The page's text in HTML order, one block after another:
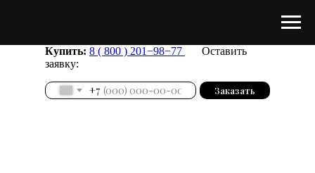
Купить: 8 ( 800 ) 201−98−77
Оставить
заявку:
+7 Заказать